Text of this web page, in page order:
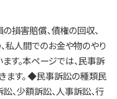
損害賠償、債権の回収、
私人間でのお金や物のやり
す。本ページでは、民事訴
ます。 ◆民事訴訟の種類民
、少額訴訟、人事訴訟、行